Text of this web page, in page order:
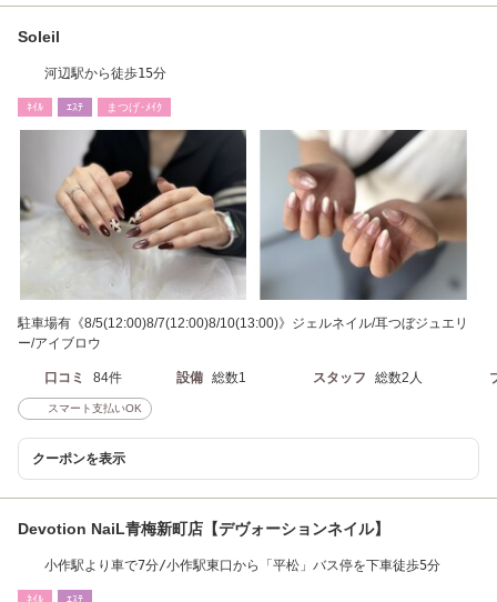
Soleil
河辺駅から徒歩15分
ﾈｲﾙ ｴｽﾃ まつげ･ﾒｲｸ
駐車場有《8/5(12:00)8/7(12:00)8/10(13:00)》ジェルネイル/耳つぼジュエリ
ー/アイブロウ
口コミ 84件 設備 総数1 スタッフ 総数2人
スマート支払いOK
クーポンを表示
Devotion NaiL青梅新町店【デヴォーションネイル】
小作駅より車で7分/小作駅東口から「平松」バス停を下車徒歩5分
ﾈｲﾙ ｴｽﾃ